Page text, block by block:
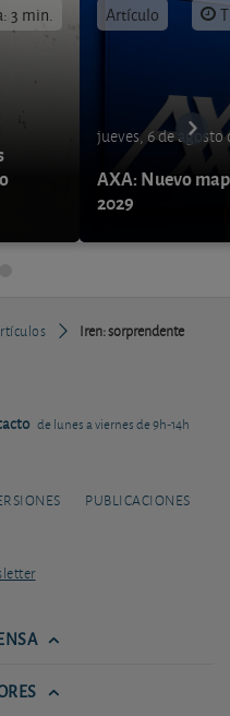
3 min. Artículo
jueves, 6 de agosto
AXA: Nuevo
2029
Iren: sorprendente
de lunes a viernes de 9h-14h
PUBLICACIONES